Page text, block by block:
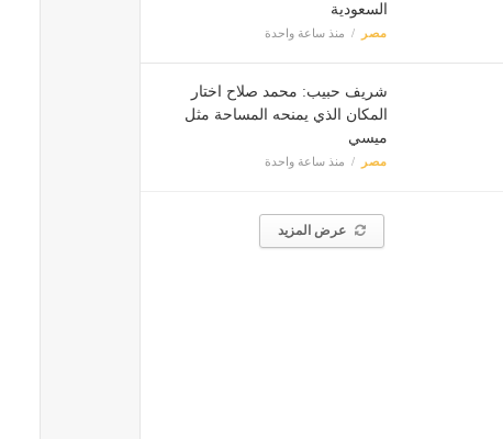
السعودية
مصر منذ ساعة واحدة
شريف حبيب: محمد صلاح اختار
المكان الذي يمنحه المساحة مثل
ميسي
مصر منذ ساعة واحدة
عرض المزيد